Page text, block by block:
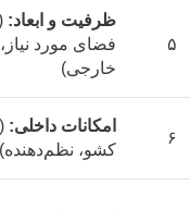
۵
ظرفیت و ابعاد:
فضای مورد
خارجی)
۶
امکانات داخلی:
کشو، نظم‌دهنده)